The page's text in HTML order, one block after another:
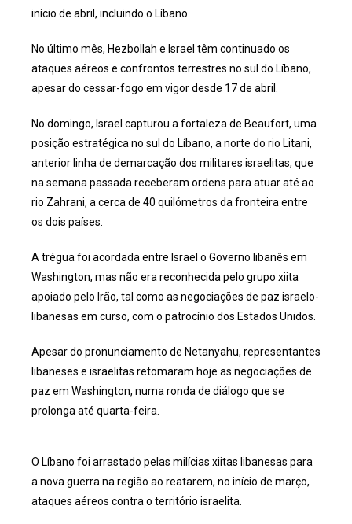
início de abril, incluindo o Líbano.
No último mês, Hezbollah e Israel têm continuado os
ataques aéreos e confrontos terrestres no sul do Líbano,
apesar do cessar-fogo em vigor desde 17 de abril.
No domingo, Israel capturou a fortaleza de Beaufort, uma
posição estratégica no sul do Líbano, a norte do rio Litani,
anterior linha de demarcação dos militares israelitas, que
na semana passada receberam ordens para atuar até ao
rio Zahrani, a cerca de 40 quilómetros da fronteira entre
os dois países.
A trégua foi acordada entre Israel o Governo libanês em
Washington, mas não era reconhecida pelo grupo xiita
apoiado pelo Irão, tal como as negociações de paz israelo-
libanesas em curso, com o patrocínio dos Estados Unidos.
Apesar do pronunciamento de Netanyahu, representantes
libaneses e israelitas retomaram hoje as negociações de
paz em Washington, numa ronda de diálogo que se
prolonga até quarta-feira.
O Líbano foi arrastado pelas milícias xiitas libanesas para
a nova guerra na região ao reatarem, no início de março,
ataques aéreos contra o território israelita.